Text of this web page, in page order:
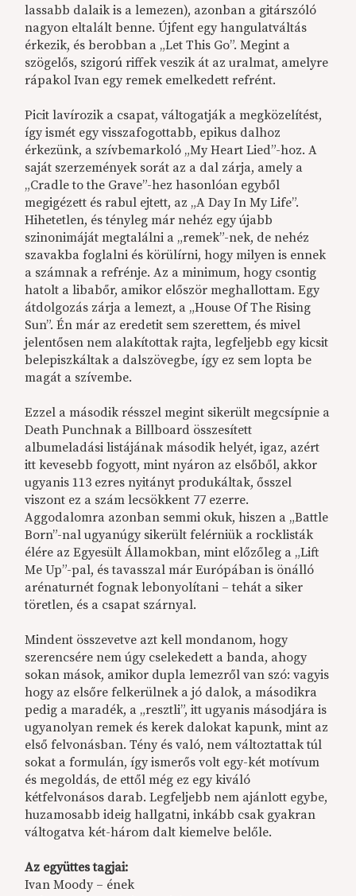
lassabb dalaik is a lemezen), azonban a gitárszóló
nagyon eltalált benne. Újfent egy hangulatváltás
érkezik, és berobban a „Let This Go”. Megint a
szögelős, szigorú riffek veszik át az uralmat, amelyre
rápakol Ivan egy remek emelkedett refrént.
Picit lavírozik a csapat, váltogatják a megközelítést,
így ismét egy visszafogottabb, epikus dalhoz
érkezünk, a szívbemarkoló „My Heart Lied”-hoz. A
saját szerzemények sorát az a dal zárja, amely a
„Cradle to the Grave”-hez hasonlóan egyből
megigézett és rabul ejtett, az „A Day In My Life”.
Hihetetlen, és tényleg már nehéz egy újabb
szinonimáját megtalálni a „remek”-nek, de nehéz
szavakba foglalni és körülírni, hogy milyen is ennek
a számnak a refrénje. Az a minimum, hogy csontig
hatolt a libabőr, amikor először meghallottam. Egy
átdolgozás zárja a lemezt, a „House Of The Rising
Sun”. Én már az eredetit sem szerettem, és mivel
jelentősen nem alakítottak rajta, legfeljebb egy kicsit
belepiszkáltak a dalszövegbe, így ez sem lopta be
magát a szívembe.
Ezzel a második résszel megint sikerült megcsípnie a
Death Punchnak a Billboard összesített
albumeladási listájának második helyét, igaz, azért
itt kevesebb fogyott, mint nyáron az elsőből, akkor
ugyanis 113 ezres nyitányt produkáltak, ősszel
viszont ez a szám lecsökkent 77 ezerre.
Aggodalomra azonban semmi okuk, hiszen a „Battle
Born”-nal ugyanúgy sikerült felérniük a rocklisták
élére az Egyesült Államokban, mint előzőleg a „Lift
Me Up”-pal, és tavasszal már Európában is önálló
arénaturnét fognak lebonyolítani – tehát a siker
töretlen, és a csapat szárnyal.
Mindent összevetve azt kell mondanom, hogy
szerencsére nem úgy cselekedett a banda, ahogy
sokan mások, amikor dupla lemezről van szó: vagyis
hogy az elsőre felkerülnek a jó dalok, a másodikra
pedig a maradék, a „resztli”, itt ugyanis másodjára is
ugyanolyan remek és kerek dalokat kapunk, mint az
első felvonásban. Tény és való, nem változtattak túl
sokat a formulán, így ismerős volt egy-két motívum
és megoldás, de ettől még ez egy kiváló
kétfelvonásos darab. Legfeljebb nem ajánlott egybe,
huzamosabb ideig hallgatni, inkább csak gyakran
váltogatva két-három dalt kiemelve belőle.
Az együttes tagjai:
Ivan Moody – ének